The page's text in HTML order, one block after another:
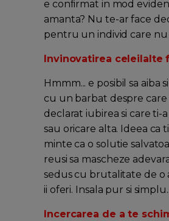
e confirmat in mod
amanta? Nu te-ar face
pentru un individ care nu
Invinovatirea celeilalte
Hmmm... e posibil sa
cu un barbat despre care
declarat iubirea si care ti-
sau oricare alta. Ideea ca
minte ca o solutie
reusi sa mascheze
sedus cu brutalitate de o
ii oferi. Insala pur si
Incercarea de a te